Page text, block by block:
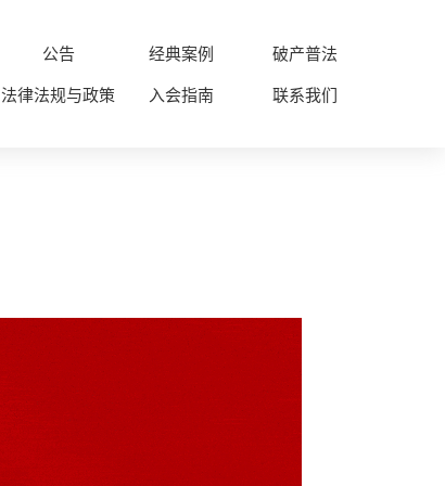
公告 经典案例
破产普法
法律法规与政策 入会指南 联系我们